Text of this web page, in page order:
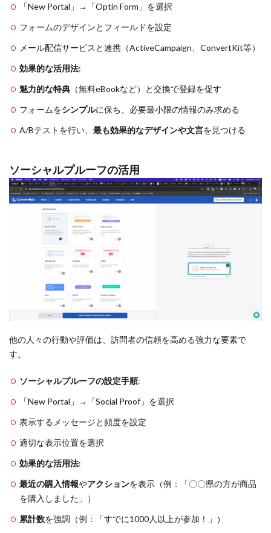
「New Portal」→「Optin Form」を選択
フォームのデザインとフィールドを設定
メール配信サービスと連携（ActiveCampaign、ConvertKit等）
効果的な活用法:
魅力的な特典 （無料eBookなど）と交換で登録を促す
フォームをシンプルに保ち、必要最小限の情報のみ求める
A/Bテストを行い、 最も効果的なデザインや文言を見つける
ソーシャルプルーフの活用
他の人々の行動や評価は、訪問者の信頼を高める強力な要素で
す。
ソーシャルプルーフの設定手順:
「New Portal」→「Social Proof」を選択
表示するメッセージと頻度を設定
適切な表示位置を選択
効果的な活用法:
最近の購入情報やアクションを表示（例：「〇〇県の方が商品
を購入しました」）
累計数を強調（例：「すでに1000人以上が参加！」）